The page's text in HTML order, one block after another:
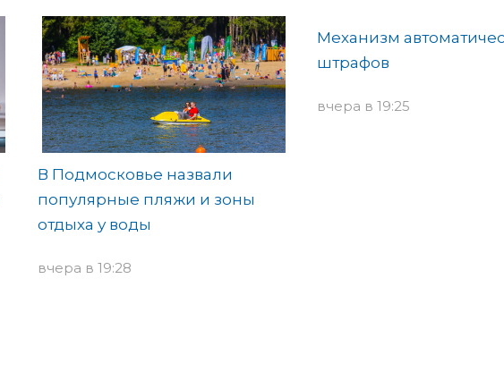
В Подмосковье назвали
популярные пляжи и зоны
отдыха у воды
вчера в 19:28
Механизм
штрафов
вчера в 19:25